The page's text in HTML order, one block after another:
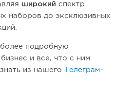
широкий спектр
наборов до эксклюзивных
подробную
и все, что с ним
из нашего
Телеграм-